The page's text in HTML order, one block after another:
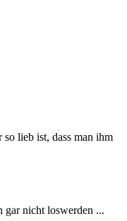
so lieb ist, dass man ihm
nicht loswerden ...